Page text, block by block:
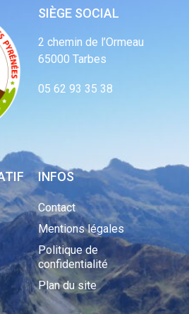
SIÈGE SOCIAL
2 chemin de l’Ormeau
65000 Tarbes
05 62 93 35 38
INFOS
Contact
Mentions légales
Politique de
confidentialité
Plan du site